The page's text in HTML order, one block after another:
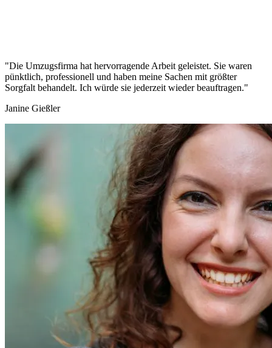
"Die Umzugsfirma hat hervorragende Arbeit geleistet. Sie waren
pünktlich, professionell und haben meine Sachen mit größter
Sorgfalt behandelt. Ich würde sie jederzeit wieder beauftragen."
Janine Gießler